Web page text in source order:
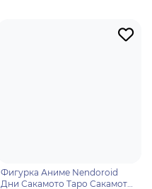
Фигурка Аниме Nendoroid
Дни Сакамото Таро Сакамото